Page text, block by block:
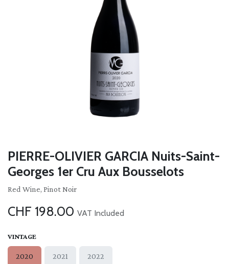
PIERRE-OLIVIER GARCIA Nuits-Saint-
Georges 1er Cru Aux Bousselots
Red Wine, Pinot Noir
CHF 198.00 VAT Included
VINTAGE
2020 2021 2022